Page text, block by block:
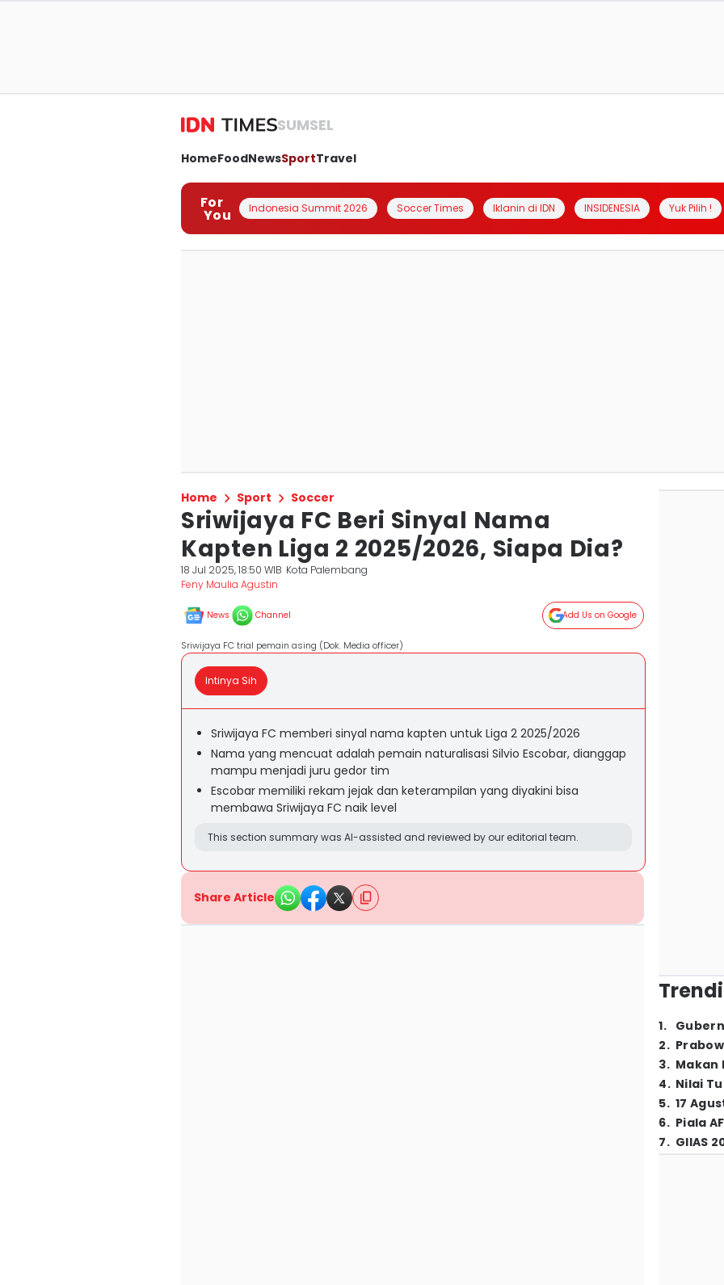
SUMSEL
HomeFoodNewsSportTravel
For
You Indonesia Summit 2026 Soccer Times Iklanin di IDN INSIDENESIA Yuk Pilih !
Home Sport Soccer
Sriwijaya FC Beri Sinyal Nama
Kapten Liga 2 2025/2026, Siapa Dia?
18 Jul 2025, 18:50 WIB Kota Palembang
Feny Maulia Agustin
News Channel Add Us on Google
Sriwijaya FC trial pemain asing (Dok. Media officer)
Intinya Sih
Sriwijaya FC memberi sinyal nama kapten untuk Liga 2 2025/2026
Nama yang mencuat adalah pemain naturalisasi Silvio Escobar, dianggap
mampu menjadi juru gedor tim
Escobar memiliki rekam jejak dan keterampilan yang diyakini bisa
membawa Sriwijaya FC naik level
This section summary was AI-assisted and reviewed by our editorial team.
Share Article
1.
2.
3. Makan
4. Nilai
5. 17
6. Piala
7. GIIAS